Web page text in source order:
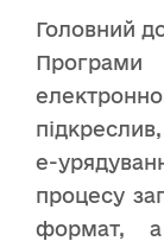
Головний
Програми
е-
процесу
формат,